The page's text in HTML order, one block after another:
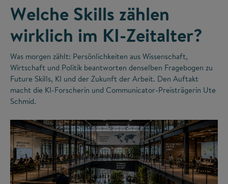
Welche Skills zählen
wirklich im KI-Zeitalter?
Was morgen zählt: Persönlichkeiten aus Wissenschaft,
Wirtschaft und Politik beantworten denselben Fragebogen zu
Future Skills, KI und der Zukunft der Arbeit. Den Auftakt
macht die KI-Forscherin und Communicator-Preisträgerin Ute
Schmid.